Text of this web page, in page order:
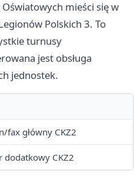
Oświatowych mieści się w
Polskich 3. To
turnusy
jest obsługa
jednostek.
fax główny CKZ2
dodatkowy CKZ2